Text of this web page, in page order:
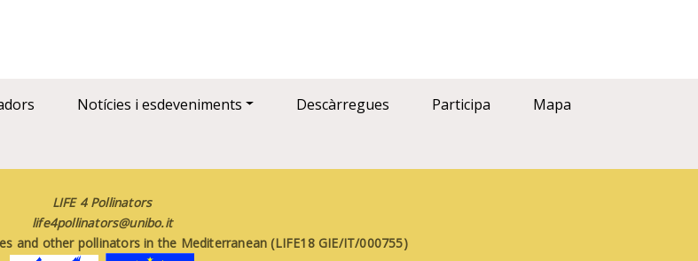
Notícies i esdeveniments Descàrregues Participa
Mapa
LIFE 4 Pollinators
life4pollinators@unibo.it
and other pollinators in the Mediterranean (LIFE18 GIE/IT/000755)